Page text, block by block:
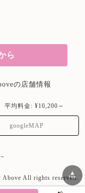
ら
の店舗情報
平均料金: ¥10,200～
googleMAP
All rights reserved.
▲
top